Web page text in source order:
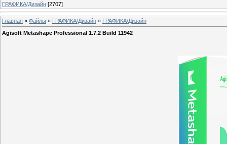
ГРАФИКА/Дизайн [2707]
Главная » Файлы » ГРАФИКА/Дизайн » ГРАФИКА/Дизайн
Agisoft Metashape Professional 1.7.2 Build 11942